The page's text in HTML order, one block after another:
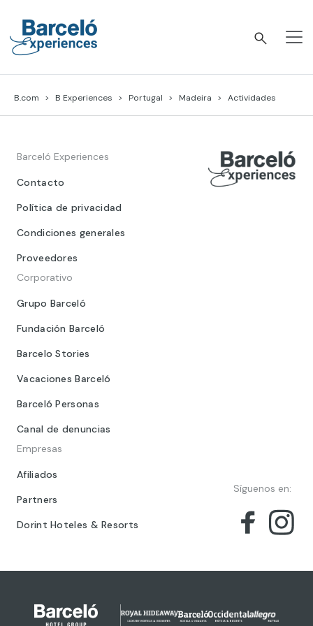
content
B.com B Experiences Portugal Madeira Actividades
Barceló Experiences
Contacto
Política de privacidad
Condiciones generales
Proveedores
Corporativo
Grupo Barceló
Fundación Barceló
Barcelo Stories
Vacaciones Barceló
Barceló Personas
Canal de denuncias
Empresas
Afiliados
Partners
Dorint Hoteles & Resorts
Síguenos en: